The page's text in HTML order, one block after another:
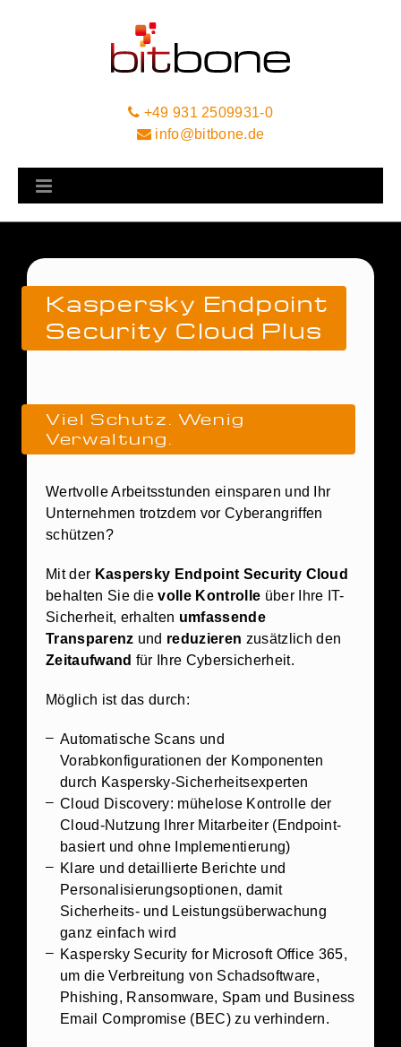
+49 931 2509931-0
info@bitbone.de
Kaspersky Endpoint
Security Cloud Plus
Viel Schutz. Wenig
Verwaltung.
Wertvolle Arbeitsstunden einsparen und Ihr
Unternehmen trotzdem vor Cyberangriffen
schützen?
Mit der Kaspersky Endpoint Security Cloud
behalten Sie dievolle Kontrolle über Ihre IT-
Sicherheit, erhalten umfassende
Transparenz und reduzieren zusätzlich den
Zeitaufwand für Ihre Cybersicherheit.
Möglich ist das durch:
Automatische Scans und
Vorabkonfigurationen der Komponenten
durch Kaspersky-Sicherheitsexperten
Cloud Discovery: mühelose Kontrolle der
Cloud-Nutzung Ihrer Mitarbeiter (Endpoint-
basiert und ohne Implementierung)
Klare und detaillierte Berichte und
Personalisierungsoptionen, damit
Sicherheits- und Leistungsüberwachung
ganz einfach wird
Kaspersky Security for Microsoft Office 365,
um die Verbreitung von Schadsoftware,
Phishing, Ransomware, Spam und Business
Email Compromise (BEC) zu verhindern.